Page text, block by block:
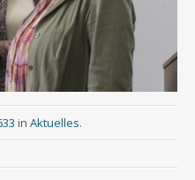
in Aktuelles.